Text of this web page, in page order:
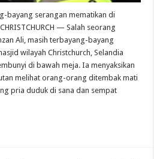
bayang serangan mematikan di
— Salah seorang
Ali, masih terbayang-bayang
wilayah Christchurch, Selandia
di bawah meja. Ia menyaksikan
melihat orang-orang ditembak mati
pria duduk di sana dan sempat